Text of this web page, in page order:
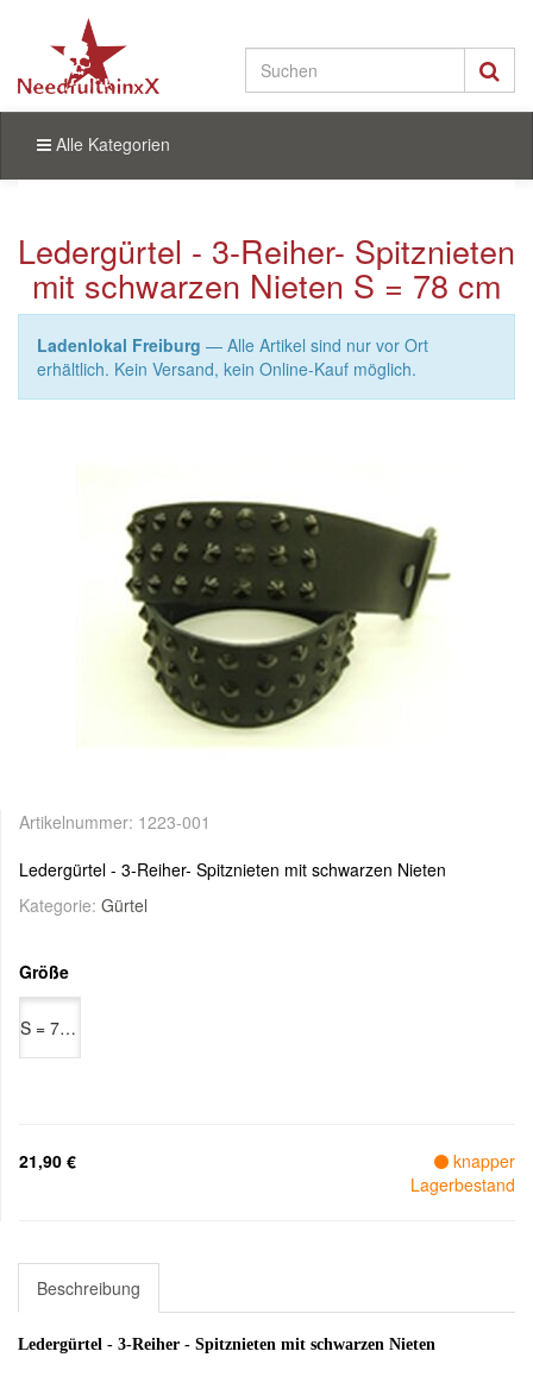
Alle Kategorien
Ledergürtel - 3-Reiher- Spitznieten
mit schwarzen Nieten S = 78 cm
Ladenlokal Freiburg — Alle Artikel sind nur vor Ort
erhältlich. Kein Versand, kein Online-Kauf möglich.
Artikelnummer: 1223-001
Ledergürtel - 3-Reiher- Spitznieten mit schwarzen Nieten
Kategorie: Gürtel
Größe
S = 78 cm
21,90 €
knapper
Lagerbestand
Beschreibung
Ledergürtel - 3-Reiher - Spitznieten mit schwarzen Nieten